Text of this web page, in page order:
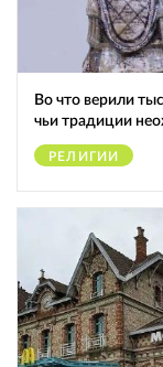
Во что верили
чьи традиции
РЕЛИГИИ